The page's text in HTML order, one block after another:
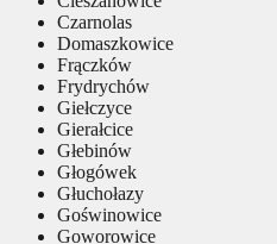
Czarnolas
Domaszkowice
Frączków
Frydrychów
Giełczyce
Gierałcice
Głebinów
Głogówek
Głuchołazy
Goświnowice
Goworowice